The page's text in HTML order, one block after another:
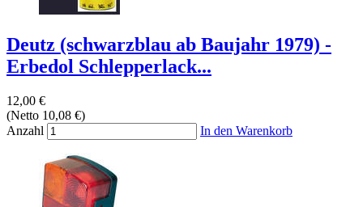
Deutz (schwarzblau ab Baujahr 1979) -
Erbedol Schlepperlack...
12,00 €
(Netto 10,08 €)
Anzahl
In den Warenkorb